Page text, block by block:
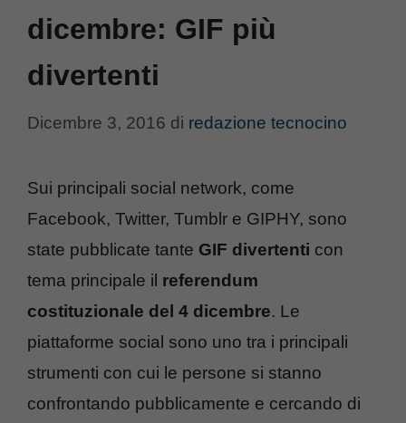
dicembre: GIF più
divertenti
Dicembre 3, 2016 di redazione tecnocino
Sui principali social network, come
Facebook, Twitter, Tumblr e GIPHY, sono
state pubblicate tante GIF divertenti con
tema principale il referendum
costituzionale del 4 dicembre. Le
piattaforme social sono uno tra i principali
strumenti con cui le persone si stanno
confrontando pubblicamente e cercando di